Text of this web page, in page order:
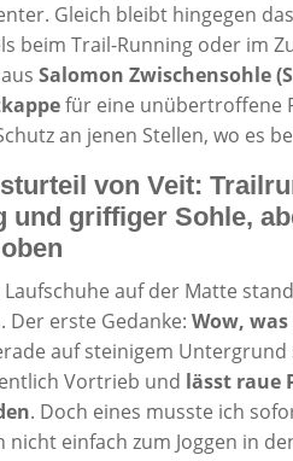
Gleich bleibt hingegen
beim Trail-Running oder im
Salomon Zwischensohle
für eine unübertroffene
an jenen Stellen, wo es
von Veit:
und griffiger Sohle,
Laufschuhe auf der Matte
Der erste Gedanke:Wow,
auf steinigem
Vortrieb und lässt raue
. Doch eines musste ich
nicht einfach zum Joggen in